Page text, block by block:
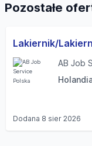
Pozostałe
AB Job
Dodana 8 sier 2026